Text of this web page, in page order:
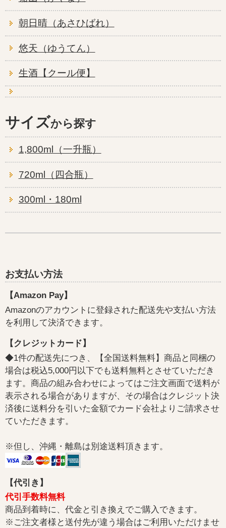
朝日晴（あさひばれ）
悠天（ゆうてん）
生酒【クール便】
サイズ
1,800ml（一升瓶）
720ml（四合瓶）
300ml・180ml
お支払い方法
【Amazon Pay】
Amazonのアカウントに登録された配送先や支払い方法
を利用して決済できます。
【クレジットカード】
◆1件の配送先につき、【全国送料無料】商品と同梱の
場合は税込5,000円以下でも送料無料とさせていただき
ます。商品の組み合わせによってはご注文画面で送料が
表示される場合がありますが、その場合はクレジット決
済後に送料分を引いた金額でカード会社よりご請求させ
ていただきます。
※但し、沖縄・離島は別途送料頂きます。
【代引き】
代引手数料無料
商品到着時に、代金と引き換えでご購入できます。
※ご注文者様と送付先が違う場合はご利用いただけませ